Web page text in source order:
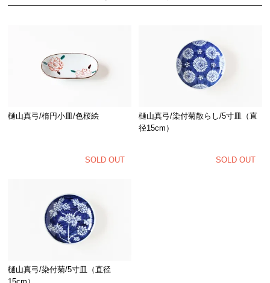
樋山真弓/楕円小皿/色桜絵
SOLD OUT
樋山真弓/染付菊散らし/5寸皿（直
径15cm）
SOLD OUT
樋山真弓/染付菊/5寸皿（直径